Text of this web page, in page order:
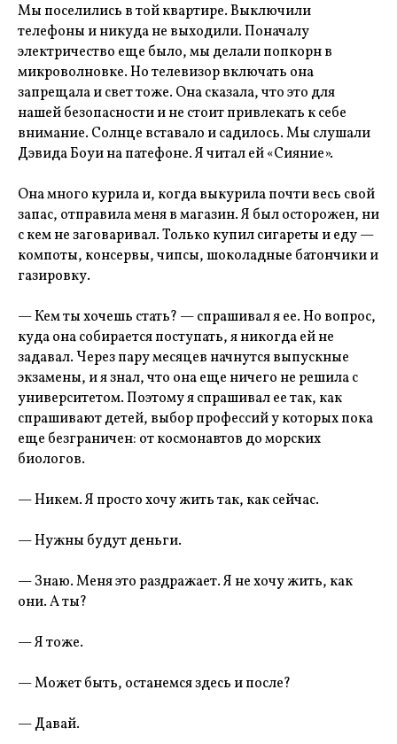
Мы поселились в той квартире. Выключили
телефоны и никуда не выходили. Поначалу
электричество еще было, мы делали попкорн в
микроволновке. Но телевизор включать она
запрещала и свет тоже. Она сказала, что это для
нашей безопасности и не стоит привлекать к себе
внимание. Солнце вставало и садилось. Мы слушали
Дэвида Боуи на патефоне. Я читал ей «Сияние».
Она много курила и, когда выкурила почти весь свой
запас, отправила меня в магазин. Я был осторожен, ни
с кем не заговаривал. Только купил сигареты и еду —
компоты, консервы, чипсы, шоколадные батончики и
газировку.
— Кем ты хочешь стать? — спрашивал я ее. Но вопрос,
куда она собирается поступать, я никогда ей не
задавал. Через пару месяцев начнутся выпускные
экзамены, и я знал, что она еще ничего не решила с
университетом. Поэтому я спрашивал ее так, как
спрашивают детей, выбор профессий у которых пока
еще безграничен: от космонавтов до морских
биологов.
— Никем. Я просто хочу жить так, как сейчас.
— Нужны будут деньги.
— Знаю. Меня это раздражает. Я не хочу жить, как
они. А ты?
— Я тоже.
— Может быть, останемся здесь и после?
— Давай.